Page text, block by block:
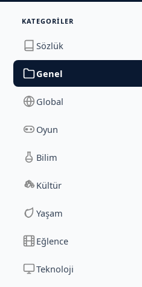
KATEGORILER
Sözlük
Genel
Global
Oyun
Bilim
Kültür
Yaşam
Eğlence
Teknoloji
İletişim
Dijinika Avrasya Cad. Sitesi